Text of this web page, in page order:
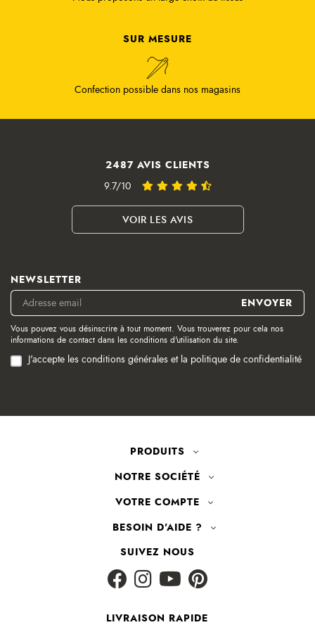
SUR MESURE
Confection possible dans nos magasins
2487 AVIS CLIENTS
9.7/10
VOIR LES AVIS
NEWSLETTER
Vous pouvez vous désinscrire à tout moment. Vous trouverez pour cela nos
informations de contact dans les conditions d'utilisation du site.
J'accepte les conditions générales et la politique de confidentialité
PRODUITS
NOTRE SOCIÉTÉ
VOTRE COMPTE
BESOIN D'AIDE ?
SUIVEZ NOUS
LIVRAISON RAPIDE